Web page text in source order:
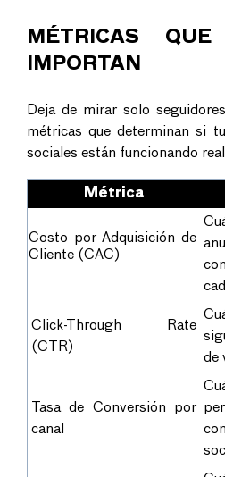
MÉTRICAS QUE
IMPORTAN
Deja de mirar solo
métricas que determinan si
sociales están funcionando
Métrica
Costo por Adquisición de
Cliente (CAC)
Click-Through Rate
(CTR)
de
Tasa de Conversión por
canal